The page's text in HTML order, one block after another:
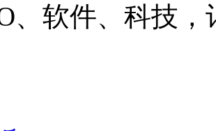
、软件、科技